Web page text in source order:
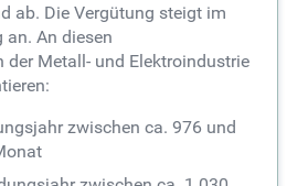
ab. Die Vergütung steigt im
an. An diesen
der Metall- und Elektroindustrie
zwischen ca. 976 und